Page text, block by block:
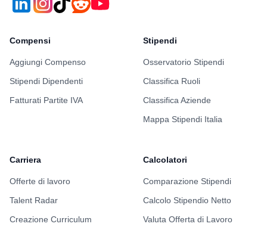
Compensi
Aggiungi Compenso
Stipendi Dipendenti
Fatturati Partite IVA
Stipendi
Osservatorio Stipendi
Classifica Ruoli
Classifica Aziende
Mappa Stipendi Italia
Carriera
Offerte di lavoro
Talent Radar
Creazione Curriculum
Calcolatori
Comparazione Stipendi
Calcolo Stipendio Netto
Valuta Offerta di Lavoro